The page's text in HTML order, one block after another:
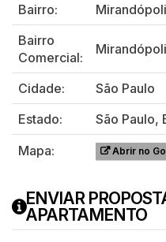
Bairro:
Bairro
Comercial:
Cidade:
São Paulo
Estado:
São Paulo,
Mapa:
Abrir no
ENVIAR
APARTAMENTO